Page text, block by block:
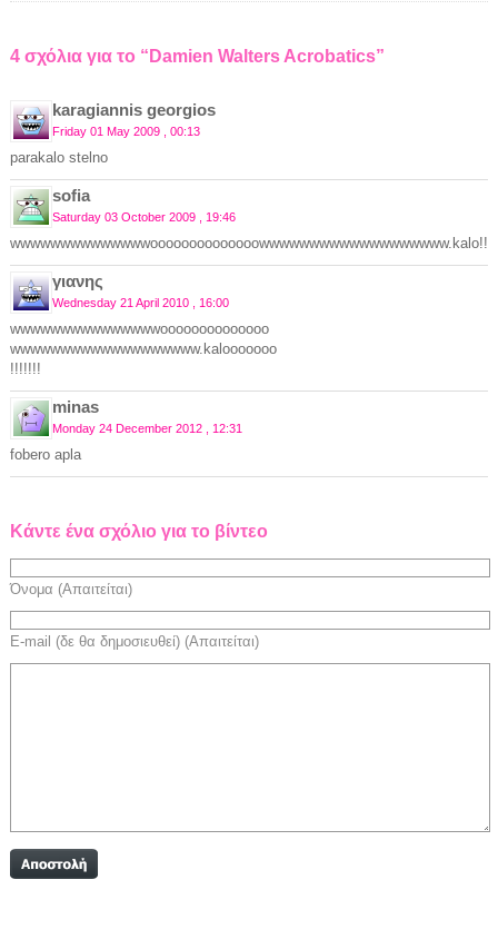
4 σχόλια για το “Damien Walters Acrobatics”
karagiannis georgios
Friday 01 May 2009 , 00:13
parakalo stelno
sofia
Saturday 03 October 2009 , 19:46
γιανης
Wednesday 21 April 2010 , 16:00
wwwwwwwwwwwwwwwoooooooooooooo
wwwwwwwwwwwwwwwwwww.kalooooooo
!!!!!!!
minas
Monday 24 December 2012 , 12:31
fobero apla
Κάντε ένα σχόλιο για το βίντεο
Όνομα (Απαιτείται)
E-mail (δε θα δημοσιευθεί) (Απαιτείται)